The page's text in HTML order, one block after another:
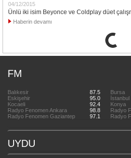
04/12/2015
Ünlü iki isim Beyonce ve Coldplay düet
Haberin devamı
FM
Balıkesir 87.5 Bursa
Eskişehir
95.0 İstanbul
Kocaeli
92.4 Konya
Radyo Fenomen Ankara
98.8 Radyo
Radyo Fenomen Gaziantep
97.1 Radyo
UYDU